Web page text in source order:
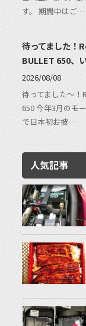
す。 期間中はご…
待ってました
BULLET 650、
2026/08/08
待ってました〜！
650 今年3月のモ
で日本初お披…
人気記事